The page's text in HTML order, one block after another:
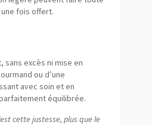
fois offert.
excès ni mise en
ou d’une
avec soin et en
équilibrée.
cette justesse, plus que le